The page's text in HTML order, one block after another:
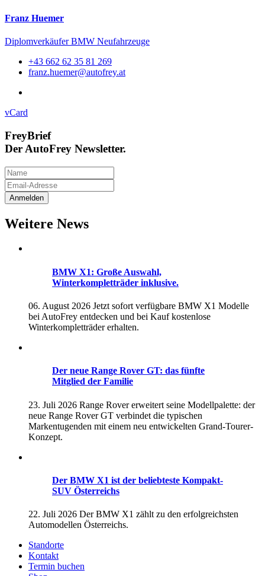
Franz Huemer
Diplomverkäufer BMW Neufahrzeuge
+43 662 62 35 81 269
franz.huemer@autofrey.at
vCard
FreyBrief
Der AutoFrey Newsletter.
Weitere News
BMW X1: Große Auswahl,
Winterkompletträder inklusive.
06. August 2026 Jetzt sofort verfügbare BMW X1 Modelle
bei AutoFrey entdecken und bei Kauf kostenlose
Winterkompletträder erhalten.
Der neue Range Rover GT: das fünfte
Mitglied der Familie
23. Juli 2026 Range Rover erweitert seine Modellpalette: der
neue Range Rover GT verbindet die typischen
Markentugenden mit einem neu entwickelten Grand-Tourer-
Konzept.
Der BMW X1 ist der beliebteste Kompakt-
SUV Österreichs
22. Juli 2026 Der BMW X1 zählt zu den erfolgreichsten
Automodellen Österreichs.
Standorte
Kontakt
Termin buchen